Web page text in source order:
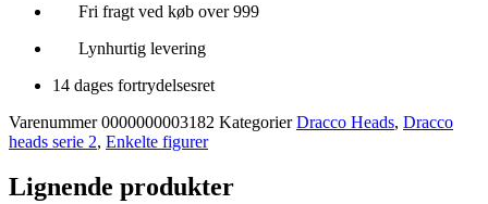
antal
Fri fragt ved køb over 999
Lynhurtig levering
14 dages fortrydelsesret
Varenummer0000000003182 Kategorier Dracco Heads, Dracco
heads serie 2, Enkelte figurer
Lignende produkter